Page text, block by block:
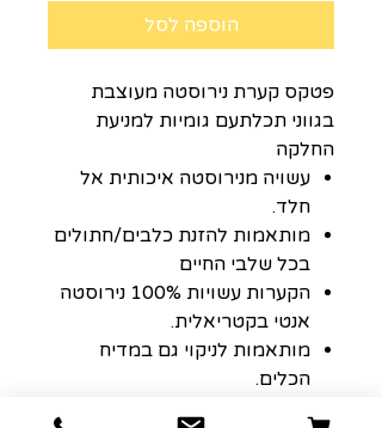
הוספה לסל
פטקס קערת נירוסטה מעוצבת
בגווני תכלתעם גומיות למניעת
החלקה
עשויה מנירוסטה איכותית אל
חלד.
מותאמות להזנת כלבים/חתולים
בכל שלבי החיים
הקערות עשויות 100% נירוסטה
אנטי בקטריאלית.
מותאמות לניקוי גם במדיח
הכלים.